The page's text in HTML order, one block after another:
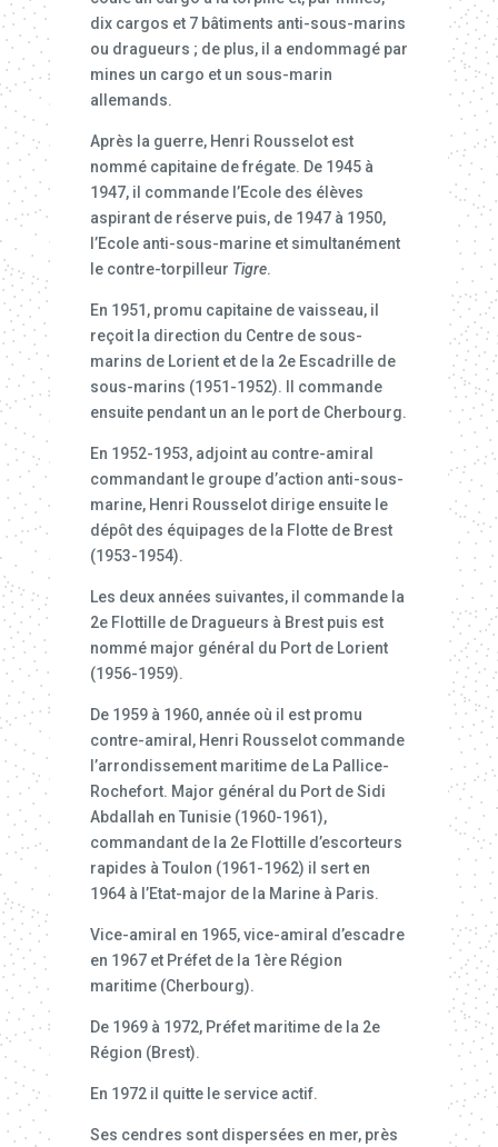
dix cargos et 7 bâtiments anti-sous-marins
ou dragueurs ; de plus, il a endommagé par
mines un cargo et un sous-marin
allemands.
Après la guerre, Henri Rousselot est
nommé capitaine de frégate. De 1945 à
1947, il commande l’Ecole des élèves
aspirant de réserve puis, de 1947 à 1950,
l’Ecole anti-sous-marine et simultanément
le contre-torpilleur Tigre.
En 1951, promu capitaine de vaisseau, il
reçoit la direction du Centre de sous-
marins de Lorient et de la 2e Escadrille de
sous-marins (1951-1952). Il commande
ensuite pendant un an le port de Cherbourg.
En 1952-1953, adjoint au contre-amiral
commandant le groupe d’action anti-sous-
marine, Henri Rousselot dirige ensuite le
dépôt des équipages de la Flotte de Brest
(1953-1954).
Les deux années suivantes, il commande la
2e Flottille de Dragueurs à Brest puis est
nommé major général du Port de Lorient
(1956-1959).
De 1959 à 1960, année où il est promu
contre-amiral, Henri Rousselot commande
l’arrondissement maritime de La Pallice-
Rochefort. Major général du Port de Sidi
Abdallah en Tunisie (1960-1961),
commandant de la 2e Flottille d’escorteurs
rapides à Toulon (1961-1962) il sert en
1964 à l’Etat-major de la Marine à Paris.
Vice-amiral en 1965, vice-amiral d’escadre
en 1967 et Préfet de la 1ère Région
maritime (Cherbourg).
De 1969 à 1972, Préfet maritime de la 2e
Région (Brest).
En 1972 il quitte le service actif.
Ses cendres sont dispersées en mer, près